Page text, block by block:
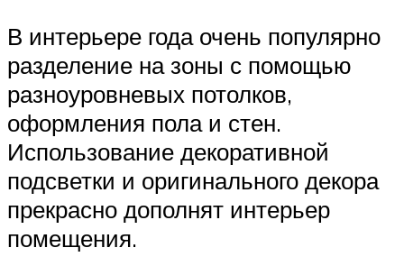
В интерьере года очень популярно
разделение на зоны с помощью
разноуровневых потолков,
оформления пола и стен.
Использование декоративной
подсветки и оригинального декора
прекрасно дополнят интерьер
помещения.